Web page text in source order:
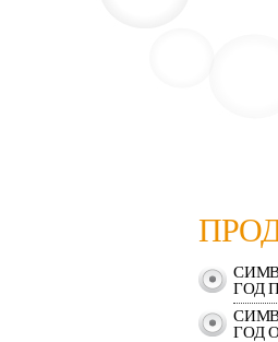
ГОД
ГОД